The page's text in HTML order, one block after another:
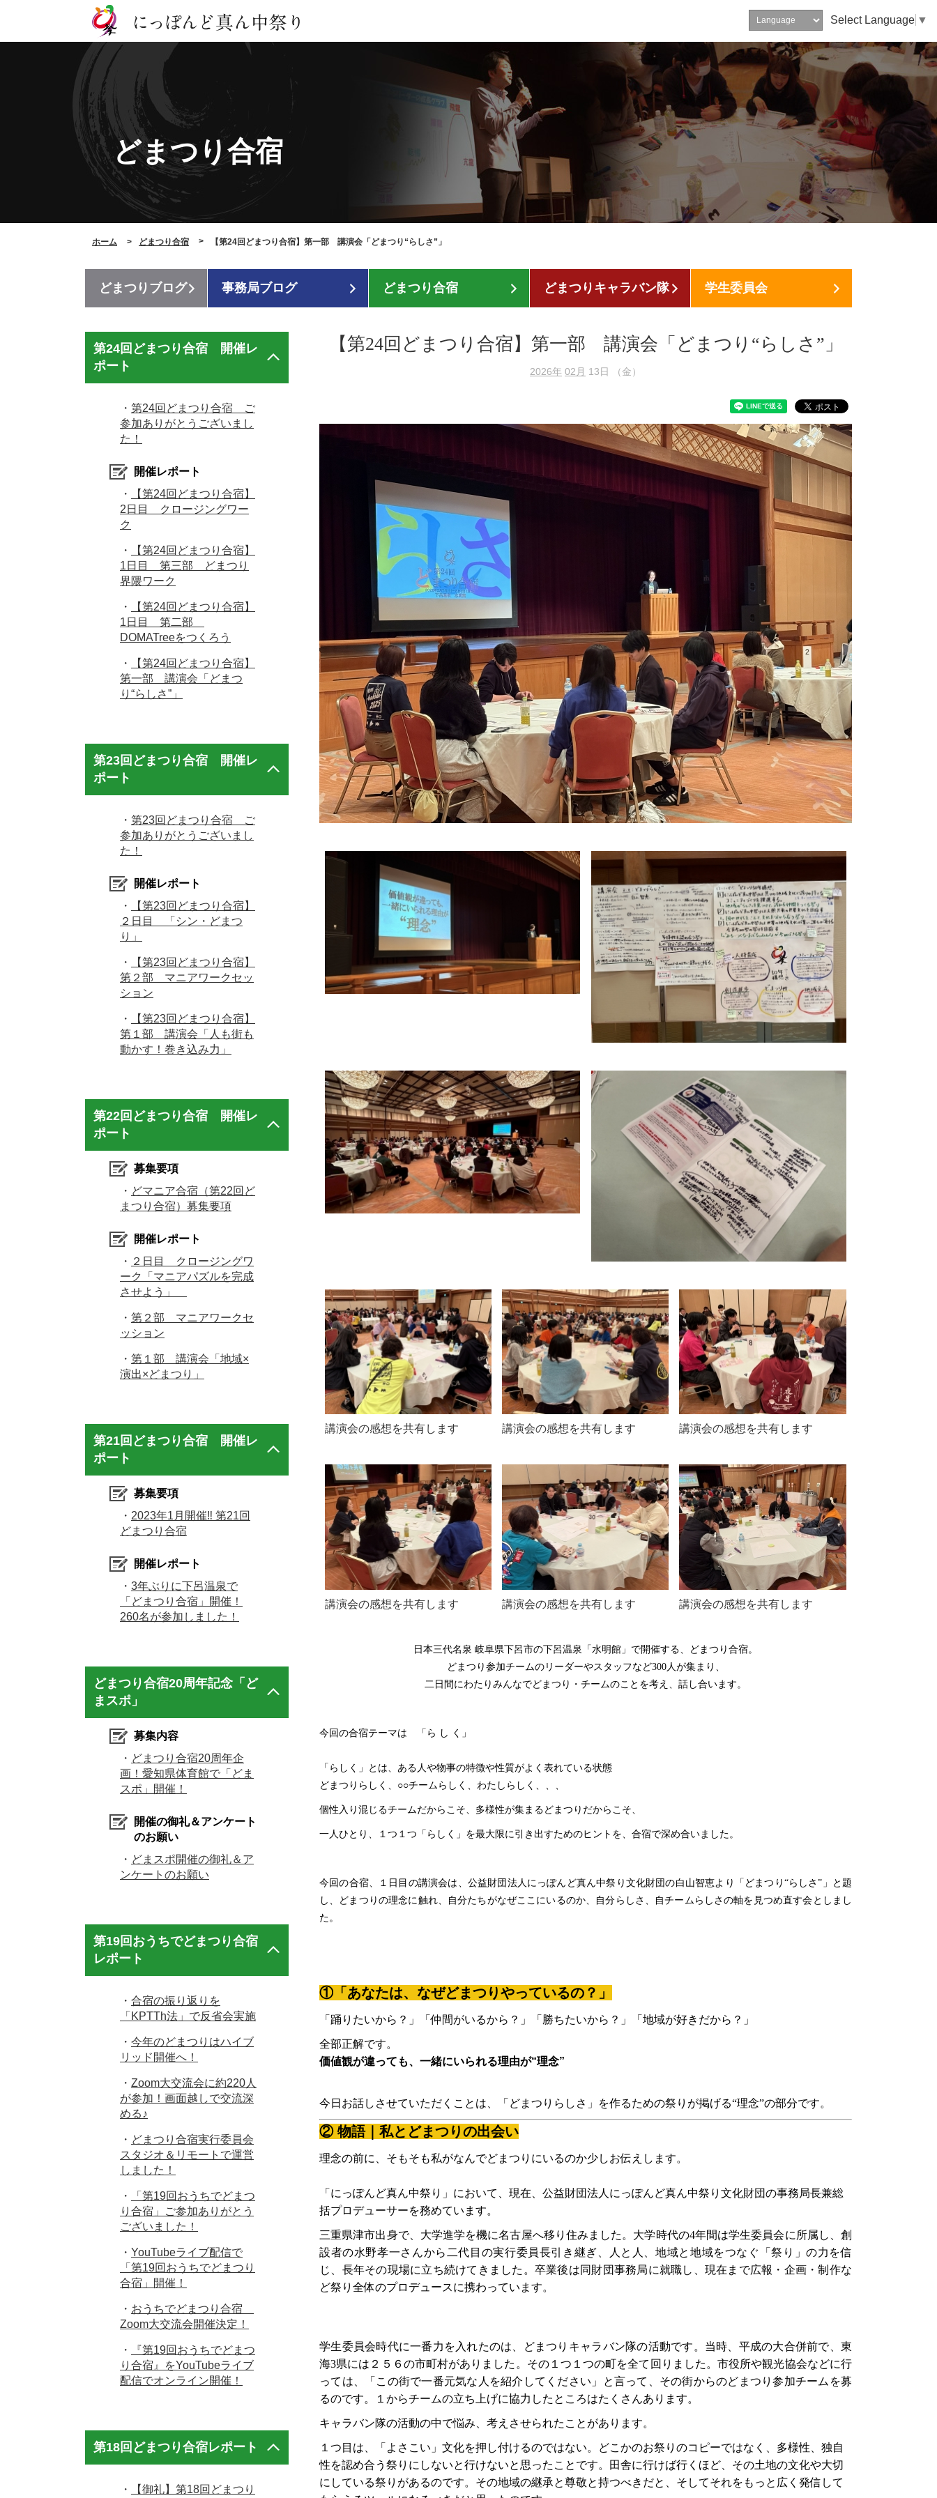
Select Language ▼
どまつり合宿
ホーム どまつり合宿 【第24回どまつり合宿】第一部 講演会「どまつり“らしさ”」
どまつりブログ 事務局ブログ どまつり合宿 どまつりキャラバン隊 学生委員会
【第24回どまつり合宿】第一部 講演会「どまつり“らしさ”」
2026年 02月 13日 （金）
講演会の感想を共有します 講演会の感想を共有します 講演会の感想を共有します
講演会の感想を共有します 講演会の感想を共有します 講演会の感想を共有します
日本三代名泉 岐阜県下呂市の下呂温泉「水明館」で開催する、どまつり合宿。
どまつり参加チームのリーダーやスタッフなど300人が集まり、
二日間にわたりみんなでどまつり・チームのことを考え、話し合います。
今回の合宿テーマは 「ら し く」
「らしく」とは、ある人や物事の特徴や性質がよく表れている状態
どまつりらしく、○○チームらしく、わたしらしく、、、
個性入り混じるチームだからこそ、多様性が集まるどまつりだからこそ、
一人ひとり、１つ１つ「らしく」を最大限に引き出すためのヒントを、合宿で深め合いました。
今回の合宿、１日目の講演会は、公益財団法人にっぽんど真ん中祭り文化財団の白山智恵より「どまつり“らしさ”」と題
し、どまつりの理念に触れ、自分たちがなぜここにいるのか、自分らしさ、自チームらしさの軸を見つめ直す会としまし
た。
① 「あなたは、なぜどまつりやっているの？」
「踊りたいから？」「仲間がいるから？」「勝ちたいから？」「地域が好きだから？」
全部正解です。
価値観が違っても、一緒にいられる理由が“理念”
今日お話しさせていただくことは、「どまつりらしさ」を作るための祭りが掲げる“理念”の部分です。
② 物語｜私とどまつりの出会い
理念の前に、そもそも私がなんでどまつりにいるのか少しお伝えします。
「にっぽんど真ん中祭り」において、現在、公益財団法人にっぽんど真ん中祭り文化財団の事務局長兼総
括プロデューサーを務めています。
三重県津市出身で、大学進学を機に名古屋へ移り住みました。大学時代の4年間は学生委員会に所属し、創
設者の水野孝一さんから二代目の実行委員長引き継ぎ、人と人、地域と地域をつなぐ「祭り」の力を信
じ、長年その現場に立ち続けてきました。卒業後は同財団事務局に就職し、現在まで広報・企画・制作な
ど祭り全体のプロデュースに携わっています。
学生委員会時代に一番力を入れたのは、どまつりキャラバン隊の活動です。当時、平成の大合併前で、東
海3県には２５６の市町村がありました。その１つ１つの町を全て回りました。市役所や観光協会などに行
っては、「この街で一番元気な人を紹介してください」と言って、その街からのどまつり参加チームを募
るのです。１からチームの立ち上げに協力したところはたくさんあります。
キャラバン隊の活動の中で悩み、考えさせられたことがあります。
１つ目は、「よさこい」文化を押し付けるのではない。どこかのお祭りのコピーではなく、多様性、独自
性を認め合う祭りにしないと行けないと思ったことです。田舎に行けば行くほど、その土地の文化や大切
にしている祭りがあるのです。その地域の継承と尊敬と持つべきだと、そしてそれをもっと広く発信して
第24回どまつり合宿 開催レ
ポート
・ 第24回どまつり合宿 ご
参加ありがとうございまし
た！
開催レポート
・
【第24回どまつり合宿】
2日目 クロージングワー
ク
・
【第24回どまつり合宿】
1日目 第三部 どまつり
界隈ワーク
・
【第24回どまつり合宿】
1日目 第二部
DOMATreeをつくろう
・
【第24回どまつり合宿】
第一部 講演会「どまつ
り“らしさ”」
第23回どまつり合宿 開催レ
ポート
・ 第23回どまつり合宿 ご
参加ありがとうございまし
た！
開催レポート
・
【第23回どまつり合宿】
２日目 「シン・どまつ
り」
・
【第23回どまつり合宿】
第２部 マニアワークセッ
ション
・
【第23回どまつり合宿】
第１部 講演会「人も街も
動かす！巻き込み力」
第22回どまつり合宿 開催レ
ポート
募集要項
・ どマニア合宿（第22回ど
まつり合宿）募集要項
開催レポート
・ ２日目 クロージングワ
ーク「マニアパズルを完成
させよう」
・ 第２部 マニアワークセ
ッション
・ 第１部 講演会「地域×
演出×どまつり」
第21回どまつり合宿 開催レ
ポート
募集要項
・ 2023年1月開催‼ 第21回
どまつり合宿
開催レポート
・ 3年ぶりに下呂温泉で
「どまつり合宿」開催！
260名が参加しました！
どまつり合宿20周年記念「ど
まスポ」
募集内容
・ どまつり合宿20周年企
画！愛知県体育館で「どま
スポ」開催！
開催の御礼＆アンケート
のお願い
・ どまスポ開催の御礼＆ア
ンケートのお願い
第19回おうちでどまつり合宿
レポート
・ 合宿の振り返りを
「KPTTh法」で反省会実施
・ 今年のどまつりはハイブ
リッド開催へ！
・ Zoom大交流会に約220人
が参加！画面越しで交流深
める♪
・ どまつり合宿実行委員会
スタジオ＆リモートで運営
しました！
・
「第19回おうちでどまつ
り合宿」ご参加ありがとう
ございました！
・ YouTubeライブ配信で
「第19回おうちでどまつり
合宿」開催！
・ おうちでどまつり合宿
Zoom大交流会開催決定！
・
『第19回おうちでどまつ
り合宿』をYouTubeライブ
配信でオンライン開催！
第18回どまつり合宿レポート
・ 【御礼】第18回どまつり